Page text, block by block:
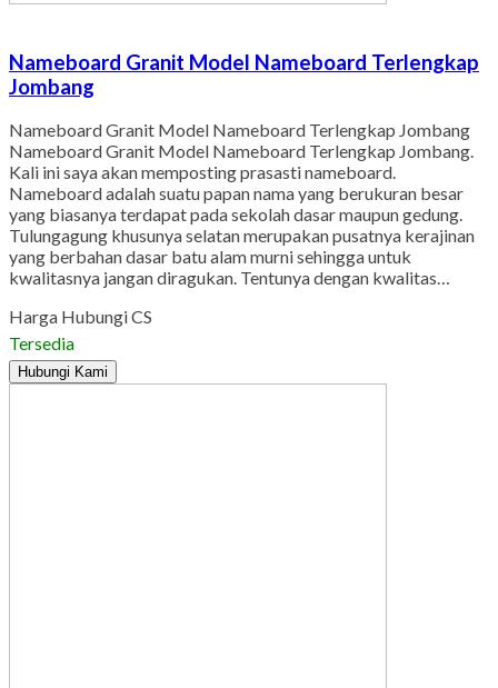
Nameboard Granit Model Nameboard Terlengkap
Jombang
Nameboard Granit Model Nameboard Terlengkap Jombang
Nameboard Granit Model Nameboard Terlengkap Jombang.
Kali ini saya akan memposting prasasti nameboard.
Nameboard adalah suatu papan nama yang berukuran besar
yang biasanya terdapat pada sekolah dasar maupun gedung.
Tulungagung khusunya selatan merupakan pusatnya kerajinan
yang berbahan dasar batu alam murni sehingga untuk
kwalitasnya jangan diragukan. Tentunya dengan kwalitas…
Harga Hubungi CS
Tersedia
Hubungi Kami